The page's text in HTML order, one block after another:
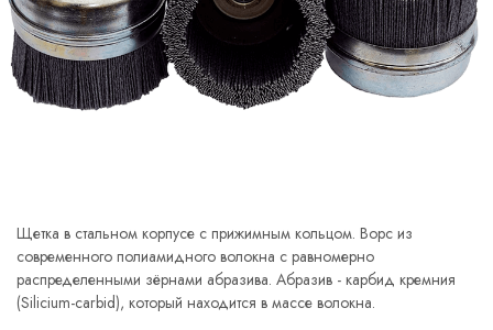
Щетка в стальном корпусе с прижимным кольцом. Ворс из
современного полиамидного волокна с равномерно
распределенными зёрнами абразива. Абразив - карбид кремния
(Silicium-carbid), который находится в массе волокна.